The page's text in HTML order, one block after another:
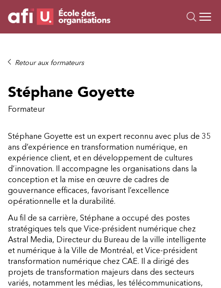
Formations
Sur mesure
À propos
Retour aux formateurs
Stéphane Goyette
Formateur
Stéphane Goyette est un expert reconnu avec plus de 35
ans d’expérience en transformation numérique, en
expérience client, et en développement de cultures
d’innovation. Il accompagne les organisations dans la
conception et la mise en œuvre de cadres de
gouvernance efficaces, favorisant l’excellence
opérationnelle et la durabilité.
Au fil de sa carrière, Stéphane a occupé des postes
stratégiques tels que Vice-président numérique chez
Astral Media, Directeur du Bureau de la ville intelligente
et numérique à la Ville de Montréal, et Vice-président
transformation numérique chez CAE. Il a dirigé des
projets de transformation majeurs dans des secteurs
variés, notamment les médias, les télécommunications,